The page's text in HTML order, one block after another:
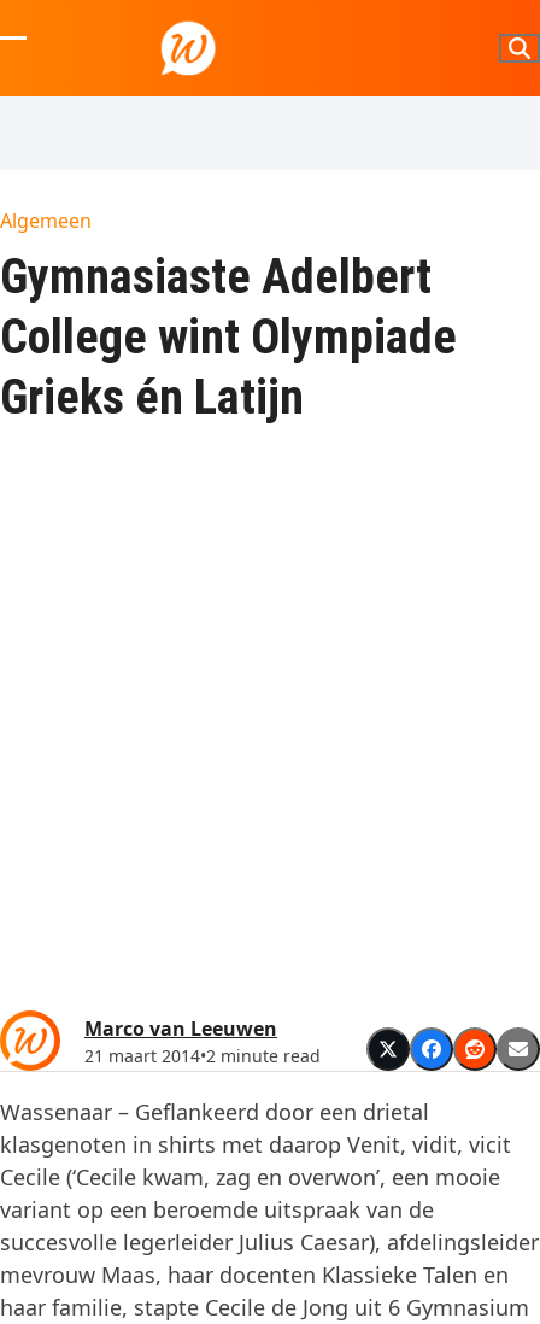
to
mobile
mobile
Algemeen
Gymnasiaste Adelbert
College wint Olympiade
Grieks én Latijn
Marco van Leeuwen
21 maart 2014•2 minute read
Wassenaar – Geflankeerd door een drietal
klasgenoten in shirts met daarop Venit, vidit, vicit
Cecile (‘Cecile kwam, zag en overwon’, een mooie
variant op een beroemde uitspraak van de
succesvolle legerleider Julius Caesar), afdelingsleider
mevrouw Maas, haar docenten Klassieke Talen en
haar familie, stapte Cecile de Jong uit 6 Gymnasium